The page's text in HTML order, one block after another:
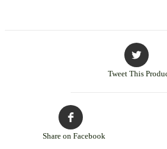
Tweet This
Share on Facebook